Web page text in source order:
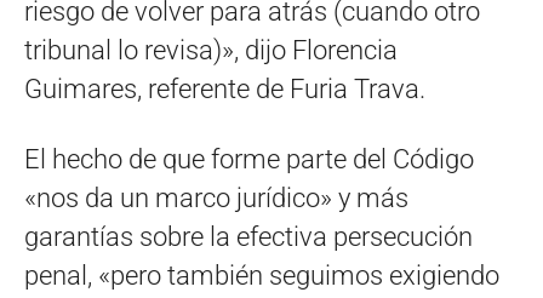
riesgo de volver para atrás (cuando otro
tribunal lo revisa)», dijo Florencia
Guimares, referente de Furia Trava.
El hecho de que forme parte del Código
«nos da un marco jurídico» y más
garantías sobre la efectiva persecución
penal, «pero también seguimos exigiendo